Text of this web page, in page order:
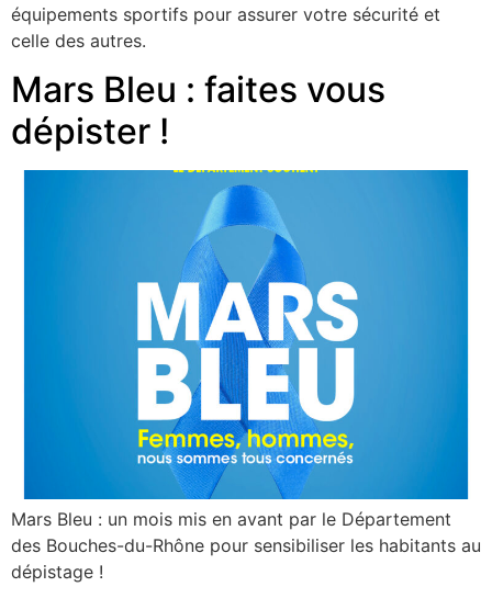
équipements sportifs pour assurer votre sécurité et
celle des autres.
Mars Bleu : faites vous
dépister !
Mars Bleu : un mois mis en avant par le Département
des Bouches-du-Rhône pour sensibiliser les habitants au
dépistage !